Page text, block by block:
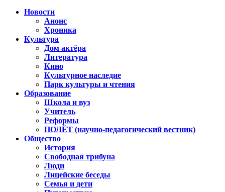
Новости
Анонс
Хроника
Культура
Дом актёра
Литература
Кино
Культурное наследие
Парк культуры и чтения
Образование
Школа и вуз
Учитель
Реформы
ПОЛЁТ (научно-педагогический вестник)
Общество
История
Свободная трибуна
Люди
Лицейские беседы
Семья и дети